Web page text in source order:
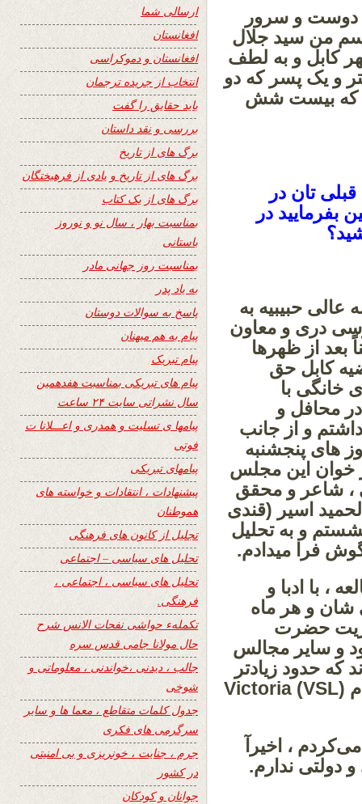
دوست و سرور
من سید جلال
کابل و به لطف
و یک پسر که دو
که بیست شش
تان در
بفرمایید در
حبیبیه به
دری و معاون
بعد از ظهرها
کابل حق
خانگی با
محافل و
و از جانب
های پنجشنبه
خوان این مجلس
، شاعر و محقق
اسیر (قندی
و به تحلیل
فرا میدادم.
، با ادبا و
شان و هر ماه
حضرت
و سایر مجالس
حدود زیادتر
(VSL) Victoria
، اخیرآ
ندارم.
ارسالی شما
افغانستان
افغانستان و دموکراسی
انتخاب از جریده ترجمان
باید حقایق را گفت
بررسی و نقد داستان
برگ های از تاریخ
برگ های از تاریخ و یادی از فرهیختگان
برگ های از یک کتاب
بمناسبت بهار ، سال نو و نوروز
باستانی
بمناسبت روز جهانی مادر
به یاد پدر
پاسخ به سوالات دوستان
پیام به هم میهنان
پیام تبریک
پیام های تبریکی بمناسبت هفدهمین
سال نشراتی سایت ۲۴ ساعت
پیامها ی تسلیت و همدری و اعـــلانا ت
فوتی
پیامهای تبریکی
پیشنهادات ، انتقادات و خواسته های
هموطنان
تجلیل از کانون های فرهنگی
تحلیل های سیاسی – اجتماعی
تحلیل های سیاسی ، اجتماعی ،
فرهنگی.
تکملهء حواشی نفحات الانس شرح
حال مولانا جامی قدس سره
جالب ، دیدنی ،خواندنی ، معلوماتی و
شوخی
جدول کلمات متقاطع ، معما ها و سایر
سرگرمی های فکری
جرم ، جنایت ، خونریزی و بی امنیتی
در کشور
جوانان و کودکان